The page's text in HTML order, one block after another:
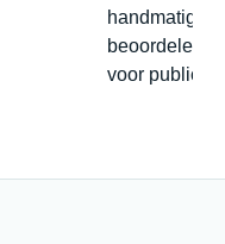
handmatig
beoordelen
voor